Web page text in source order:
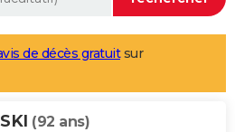
de décès gratuitsur
(92 ans)